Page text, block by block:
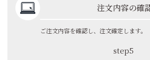
注文内容の確
ご注文内容を確認し、注文確定します。
step5